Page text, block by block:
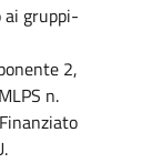
ai gruppi-
2,
n.